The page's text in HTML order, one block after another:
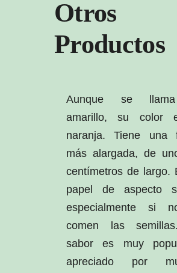
Otros
Productos
Aunque se
amarillo, su color
naranja. Tiene una
más alargada, de
centímetros de largo.
papel de aspecto
especialmente si
comen las
sabor es muy
apreciado por